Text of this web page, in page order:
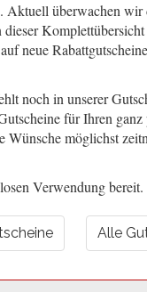
überwachen
neue
noch in unserer
für Ihren
möglichst
Verwendung bereit.
Alle